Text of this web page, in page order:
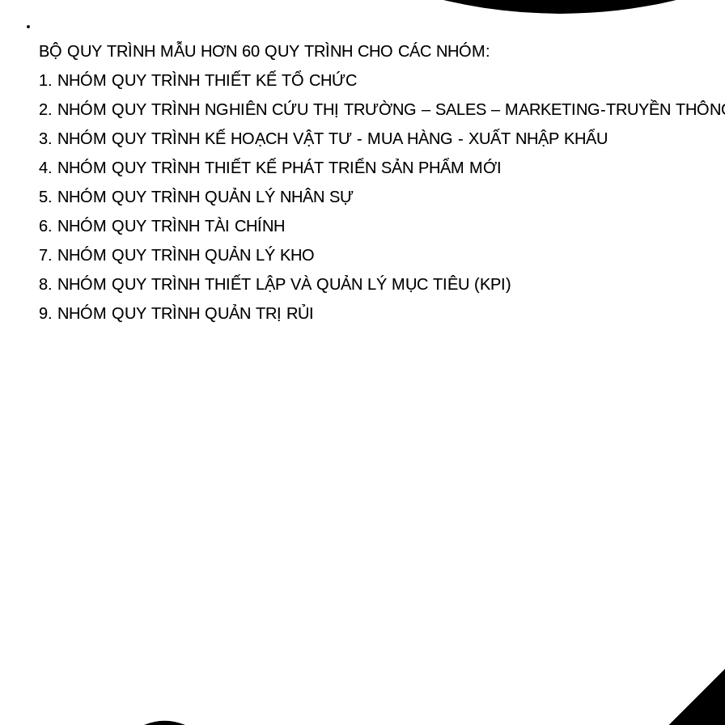
BỘ QUY TRÌNH MẪU HƠN 60 QUY TRÌNH CHO CÁC NHÓM:
1. NHÓM QUY TRÌNH THIẾT KẾ TỔ CHỨC
2. NHÓM QUY TRÌNH NGHIÊN CỨU THỊ TRƯỜNG – SALES – MARKETING-TRUYỀN
3. NHÓM QUY TRÌNH KẾ HOẠCH VẬT TƯ - MUA HÀNG - XUẤT NHẬP KHẨU
4. NHÓM QUY TRÌNH THIẾT KẾ PHÁT TRIỂN SẢN PHẨM MỚI
5. NHÓM QUY TRÌNH QUẢN LÝ NHÂN SỰ
6. NHÓM QUY TRÌNH TÀI CHÍNH
7. NHÓM QUY TRÌNH QUẢN LÝ KHO
8. NHÓM QUY TRÌNH THIẾT LẬP VÀ QUẢN LÝ MỤC TIÊU (KPI)
9. NHÓM QUY TRÌNH QUẢN TRỊ RỦI